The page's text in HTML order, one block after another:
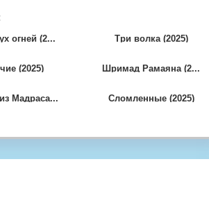
огней (2... Три волка (2025)
(2025) Шримад Рамаяна (2...
Мадраса... Сломленные (2025)